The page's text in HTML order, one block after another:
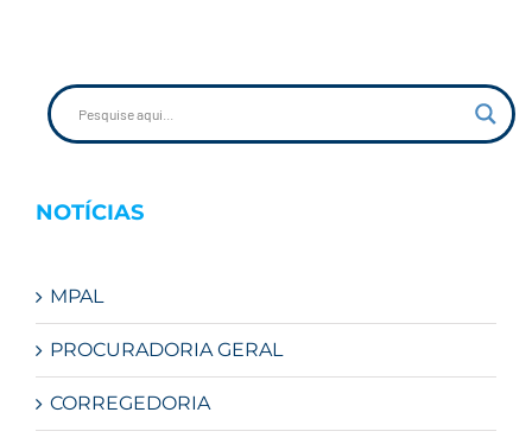
NOTÍCIAS
MPAL
PROCURADORIA GERAL
CORREGEDORIA